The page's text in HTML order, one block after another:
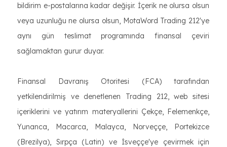
bildirim e-postalarına kadar değişir. İçerik ne olursa olsun
veya uzunluğu ne olursa olsun, MotaWord Trading 212'ye
aynı gün teslimat programında finansal çeviri
sağlamaktan gurur duyar.
Finansal Davranış Otoritesi (FCA) tarafından
yetkilendirilmiş ve denetlenen Trading 212, web sitesi
içeriklerini ve yatırım materyallerini Çekçe, Felemenkçe,
Yunanca, Macarca, Malayca, Norveççe, Portekizce
(Brezilya), Sırpça (Latin) ve İsveççe'ye çevirmek için